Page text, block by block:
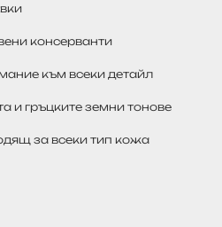
консерванти
към всеки детайл
и гръцките земни тонове
за всеки тип кожа